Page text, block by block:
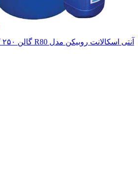
آنتی اسکالانت روبیکن مدل R80 گالن ۲۵۰ کیلوگرمی